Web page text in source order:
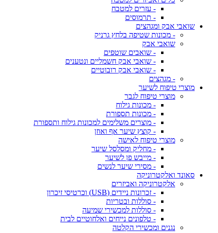
- עזרים למטבח
- תרמוסים
שואבי אבק ומגהצים
- מכונות שטיפה בלחץ גרניק
שואבי אבק
- שואבים שוטפים
- שואבי אבק חשמליים ונטענים
- שואבי אבק רובוטיים
- מגהצים
מוצרי טיפוח לשיער
מוצרי טיפוח לגבר
- מכונות גילוח
- מכונות תספורת
- מוצרים משלימים למכונות גילוח ותספורת
- קוצץ שיער אף ואוזן
מוצרי טיפוח לאישה
- מחליק ומסלסל שיער
- מייבש פן לשיער
- מסירי שיער לנשים
סאונד ואלקטרוניקה
אלקטרוניקה ואביזרים
- זכרונות ניידים (USB) וכרטיסי זיכרון
- סוללות ובטריות
- סוללות למכשירי שמיעה
- טלפונים נייחים ואלחוטיים לבית
נגנים ומכשירי הקלטה